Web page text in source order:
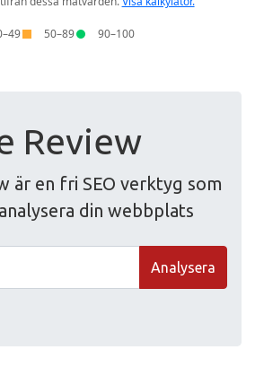
Review
är en fri SEO verktyg som
din webbplats
Analysera